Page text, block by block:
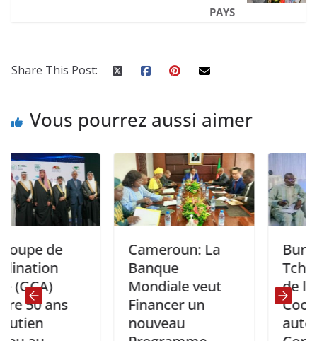
PAYS
Share This Post:
Vous pourrez aussi aimer
Cameroun: La
Banque
Mondiale veut
Financer un
nouveau
Burkina
Tchad :
autour du